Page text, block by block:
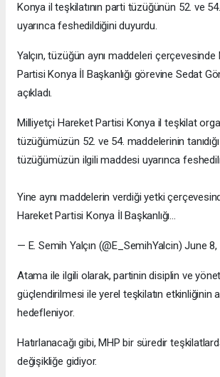
Konya il teşkilatının parti tüzüğünün 52. ve
uyarınca feshedildiğini duyurdu.
Yalçın, tüzüğün aynı maddeleri
Partisi Konya İl Başkanlığı görevine Sedat
açıkladı.
Milliyetçi Hareket Partisi Konya il teşkilat
tüzüğümüzün 52. ve 54. maddelerinin
tüzüğümüzün ilgili maddesi uyarınca
Yine aynı maddelerin verdiği yetki
Hareket Partisi Konya İl Başkanlığı…
— E. Semih Yalçın (@E_SemihYalcin) June 8,
Atama ile ilgili olarak, partinin disiplin ve
güçlendirilmesi ile yerel teşkilatın etkinliğinin
hedefleniyor.
Hatırlanacağı gibi, MHP bir süredir
değişikliğe gidiyor.